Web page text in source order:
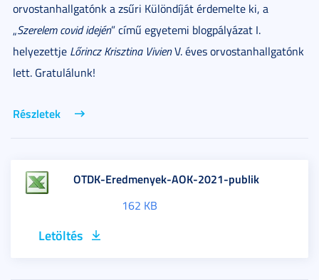
orvostanhallgatónk a zsűri Különdíját érdemelte ki, a
„Szerelem covid idején” című egyetemi blogpályázat I.
helyezettje Lőrincz Krisztina VivienV. éves orvostanhallgatónk
lett. Gratulálunk!
Részletek
OTDK-Eredmenyek-AOK-2021-publik
162 KB
Letöltés